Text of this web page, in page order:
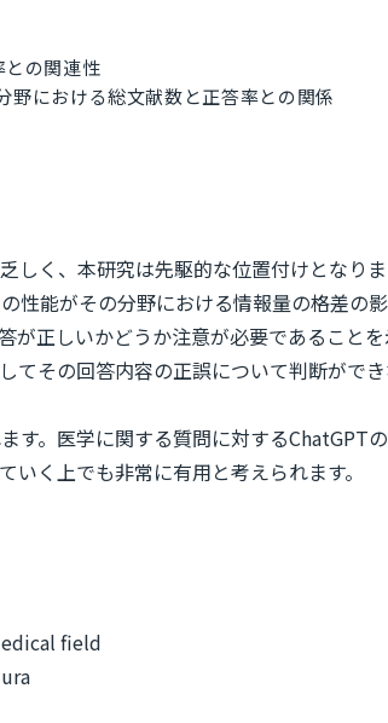
との関連性
野における総文献数と正答率との関係
く、本研究は先駆的な位置付けとなり
性能がその分野における情報量の格差の
正しいかどうか注意が必要であること
その回答内容の正誤について判断ができ
。医学に関する質問に対するChatGPT
く上でも非常に有用と考えられます。
field